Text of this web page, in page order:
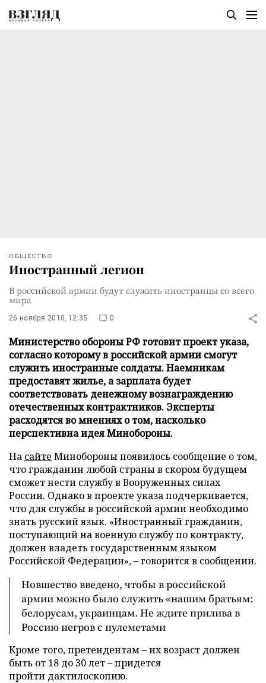
ОБЩЕСТВО
Иностранный легион
В российской армии будут служить иностранцы со всего
мира
26 ноября 2010, 12:35 0
Министерство обороны РФ готовит проект указа,
согласно которому в российской армии смогут
служить иностранные солдаты. Наемникам
предоставят жилье, а зарплата будет
соответствовать денежному вознаграждению
отечественных контрактников. Эксперты
расходятся во мнениях о том, насколько
перспективна идея Минобороны.
На сайте Минобороны появилось сообщение о том,
что гражданин любой страны в скором будущем
сможет нести службу в Вооруженных силах
России. Однако в проекте указа подчеркивается,
что для службы в российской армии необходимо
знать русский язык. «Иностранный гражданин,
поступающий на военную службу по контракту,
должен владеть государственным языком
Российской Федерации», – говорится в сообщении.
Новшество введено, чтобы в российской
армии можно было служить «нашим братьям:
белорусам, украинцам. Не ждите прилива в
Россию негров с пулеметами
Кроме того, претендентам – их возраст должен
быть от 18 до 30 лет – придется
пройти дактилоскопию.